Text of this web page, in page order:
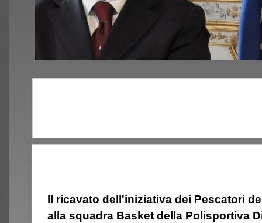
Il ricavato dell'iniziativa dei Pescatori
alla squadra Basket della Polisportiva